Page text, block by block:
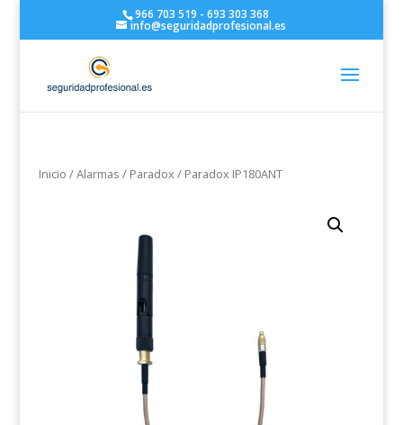
966 703 519 - 693 303 368
info@seguridadprofesional.es
Inicio /Alarmas / Paradox/ Paradox IP180ANT